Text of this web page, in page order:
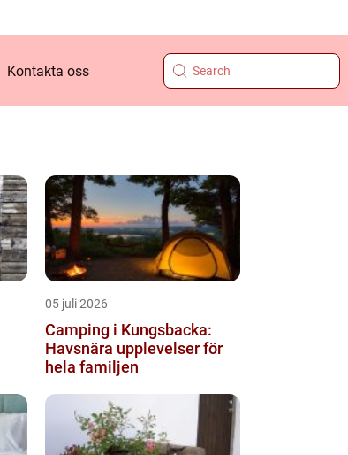
Kontakta oss
05 juli 2026
Camping i Kungsbacka:
Havsnära upplevelser för
hela familjen